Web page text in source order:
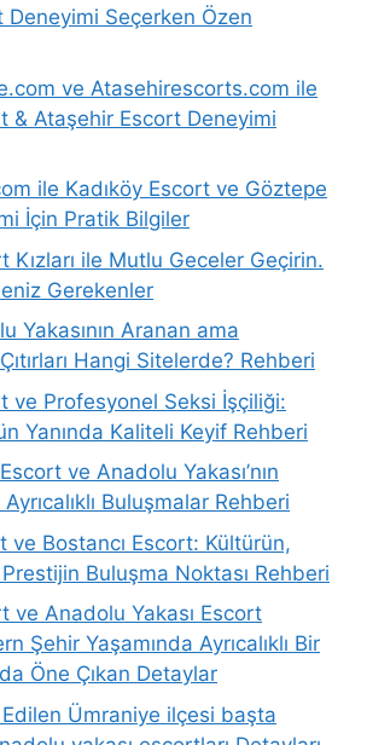
Deneyimi Seçerken Özen
ve Atasehirescorts.com ile
& Ataşehir Escort Deneyimi
ile Kadıköy Escort ve Göztepe
İçin Pratik Bilgiler
Kızları ile Mutlu Geceler Geçirin.
Gerekenler
Yakasının Aranan ama
Hangi Sitelerde? Rehberi
ve Profesyonel Seksi İşçiliği:
Yanında Kaliteli Keyif Rehberi
ve Anadolu Yakası’nın
Buluşmalar Rehberi
ve Bostancı Escort: Kültürün,
Buluşma Noktası Rehberi
ve Anadolu Yakası Escort
Şehir Yaşamında Ayrıcalıklı Bir
Öne Çıkan Detaylar
Ümraniye ilçesi başta